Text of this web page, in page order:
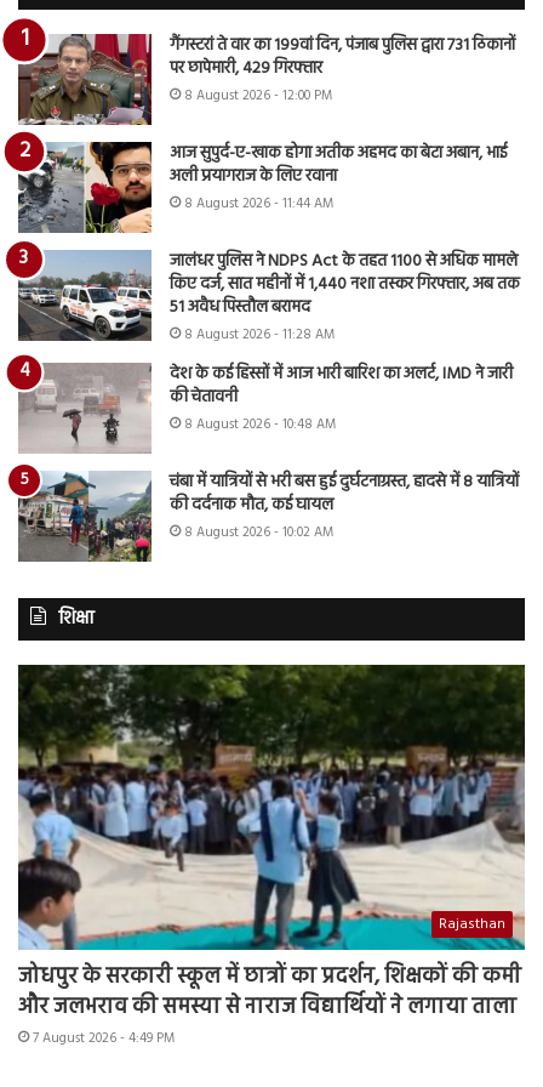
गैंगस्टरां ते वार का 199वां दिन, पंजाब पुलिस द्वारा 731 ठिकानों
पर छापेमारी, 429 गिरफ्तार
8 August 2026 - 12:00 PM
आज सुपुर्द-ए-खाक होगा अतीक अहमद का बेटा अबान, भाई
अली प्रयागराज के लिए रवाना
8 August 2026 - 11:44 AM
जालंधर पुलिस ने NDPS Act के तहत 1100 से अधिक मामले
किए दर्ज, सात महीनों में 1,440 नशा तस्कर गिरफ्तार, अब तक
51 अवैध पिस्तौल बरामद
8 August 2026 - 11:28 AM
देश के कई हिस्सों में आज भारी बारिश का अलर्ट, IMD ने जारी
की चेतावनी
8 August 2026 - 10:48 AM
चंबा में यात्रियों से भरी बस हुई दुर्घटनाग्रस्त, हादसे में 8 यात्रियों
की दर्दनाक मौत, कई घायल
8 August 2026 - 10:02 AM
शिक्षा
Rajasthan
जोधपुर के सरकारी स्कूल में छात्रों का प्रदर्शन, शिक्षकों की कमी
और जलभराव की समस्या से नाराज विद्यार्थियों ने लगाया ताला
7 August 2026 - 4:49 PM